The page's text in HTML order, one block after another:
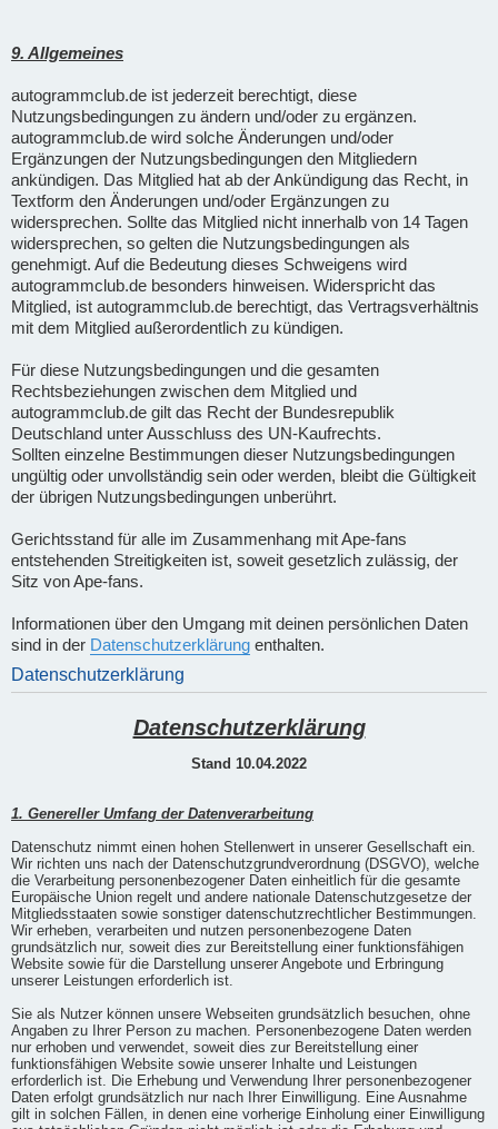
9. Allgemeines
autogrammclub.de ist jederzeit berechtigt, diese
Nutzungsbedingungen zu ändern und/oder zu ergänzen.
autogrammclub.de wird solche Änderungen und/oder
Ergänzungen der Nutzungsbedingungen den Mitgliedern
ankündigen. Das Mitglied hat ab der Ankündigung das Recht, in
Textform den Änderungen und/oder Ergänzungen zu
widersprechen. Sollte das Mitglied nicht innerhalb von 14 Tagen
widersprechen, so gelten die Nutzungsbedingungen als
genehmigt. Auf die Bedeutung dieses Schweigens wird
autogrammclub.de besonders hinweisen. Widerspricht das
Mitglied, ist autogrammclub.de berechtigt, das Vertragsverhältnis
mit dem Mitglied außerordentlich zu kündigen.
Für diese Nutzungsbedingungen und die gesamten
Rechtsbeziehungen zwischen dem Mitglied und
autogrammclub.de gilt das Recht der Bundesrepublik
Deutschland unter Ausschluss des UN-Kaufrechts.
Sollten einzelne Bestimmungen dieser Nutzungsbedingungen
ungültig oder unvollständig sein oder werden, bleibt die Gültigkeit
der übrigen Nutzungsbedingungen unberührt.
Gerichtsstand für alle im Zusammenhang mit Ape-fans
entstehenden Streitigkeiten ist, soweit gesetzlich zulässig, der
Sitz von Ape-fans.
Informationen über den Umgang mit deinen persönlichen Daten
sind in der Datenschutzerklärung enthalten.
Datenschutzerklärung
Datenschutzerklärung
Stand 10.04.2022
1. Genereller Umfang der Datenverarbeitung
Datenschutz nimmt einen hohen Stellenwert in unserer Gesellschaft ein.
Wir richten uns nach der Datenschutzgrundverordnung (DSGVO), welche
die Verarbeitung personenbezogener Daten einheitlich für die gesamte
Europäische Union regelt und andere nationale Datenschutzgesetze der
Mitgliedsstaaten sowie sonstiger datenschutzrechtlicher Bestimmungen.
Wir erheben, verarbeiten und nutzen personenbezogene Daten
grundsätzlich nur, soweit dies zur Bereitstellung einer funktionsfähigen
Website sowie für die Darstellung unserer Angebote und Erbringung
unserer Leistungen erforderlich ist.
Sie als Nutzer können unsere Webseiten grundsätzlich besuchen, ohne
Angaben zu Ihrer Person zu machen. Personenbezogene Daten werden
nur erhoben und verwendet, soweit dies zur Bereitstellung einer
funktionsfähigen Website sowie unserer Inhalte und Leistungen
erforderlich ist. Die Erhebung und Verwendung Ihrer personenbezogener
Daten erfolgt grundsätzlich nur nach Ihrer Einwilligung. Eine Ausnahme
gilt in solchen Fällen, in denen eine vorherige Einholung einer Einwilligung